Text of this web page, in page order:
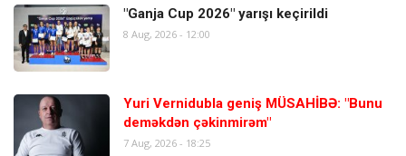
"Ganja Cup 2026" yarışı keçirildi
8 Aug, 2026 - 12:00
Yuri Vernidubla geniş MÜSAHİBƏ: "Bunu
deməkdən çəkinmirəm"
7 Aug, 2026 - 18:25